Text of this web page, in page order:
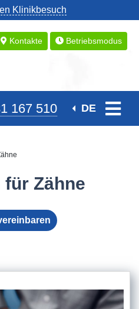
Klinikbesuch
Kontakte Betriebsmodus
167 510 DE
Zähne